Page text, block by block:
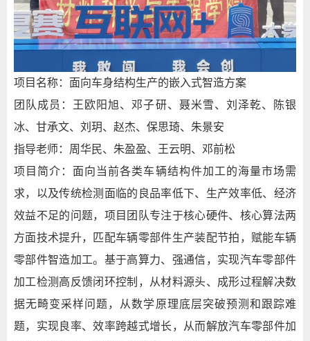
项目名称：面向车身结构生产的嵌入式智造方案
团队成员：王欧阳旭、邓子研、聂米雪、刘泽乾、陈银
冰、甘承文、刘玥、赵杰、保思琦、朱景安
指导老师：周华民、 朱盈盈、 王云明、 邓前松
项目简介：面向当前各类车辆结构件加工的海量市场需
求，以及传统检测面临的良品率低下、生产效率低、经济
效益不足的问题，项目团队专注于核心硬件、核心算法两
方面技术提升，匹配车辆零部件生产装配节拍，赋能车辆
零部件智造加工。基于高算力、强通信，实现汽车零部件
加工检测高反馈闭环控制，从材料源头、成形过程解决数
据无畸变采样问题，从数学原理底层突破预测和跟踪难
题，实现良率、效率跨越式增长，从而解放汽车零部件加